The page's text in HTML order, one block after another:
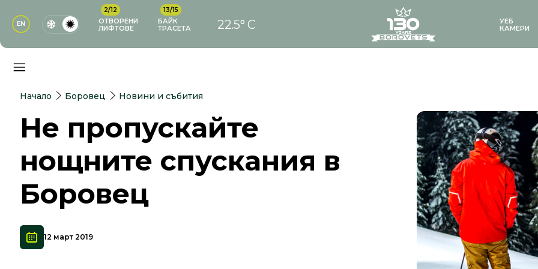
EN
2/12
ОТВОРЕНИ
ЛИФТОВЕ
13/15
БАЙК
ТРАСЕТА
22.5° C
УЕБ
КАМЕРИ
Начало Боровец Новини и събития
Не пропускайте
нощните спускания в
Боровец
12 март 2019